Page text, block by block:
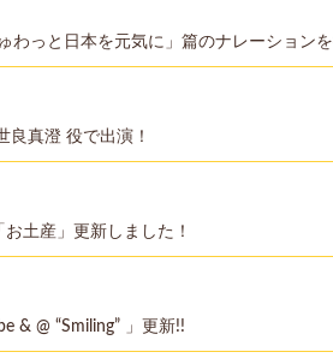
っと日本を元気に」篇のナレーションを
良真澄 役で出演！
土産」更新しました！
& @ “Smiling” 」更新!!